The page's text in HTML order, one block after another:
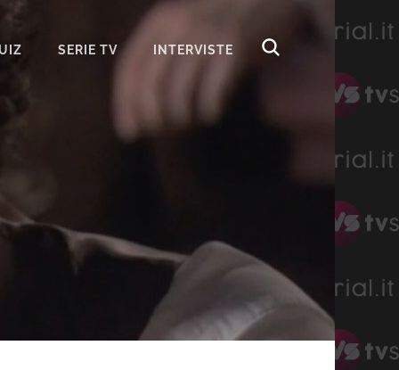
SERIE TV INTERVISTE